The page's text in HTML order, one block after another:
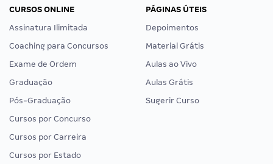
CURSOS ONLINE
Assinatura Ilimitada
Coaching para Concursos
Exame de Ordem
Graduação
Pós-Graduação
Cursos por Concurso
Cursos por Carreira
Cursos por Estado
PÁGINAS ÚTEIS
Depoimentos
Material Grátis
Aulas ao Vivo
Aulas Grátis
Sugerir Curso